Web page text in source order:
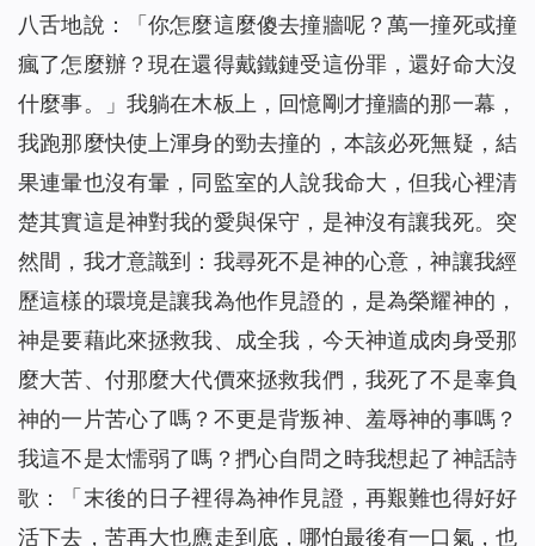
八舌地說：「你怎麼這麼傻去撞牆呢？萬一撞死或撞
瘋了怎麼辦？現在還得戴鐵鏈受這份罪，還好命大沒
什麼事。」我躺在木板上，回憶剛才撞牆的那一幕，
我跑那麼快使上渾身的勁去撞的，本該必死無疑，結
果連暈也沒有暈，同監室的人說我命大，但我心裡清
楚其實這是神對我的愛與保守，是神沒有讓我死。突
然間，我才意識到：我尋死不是神的心意，神讓我經
歷這樣的環境是讓我為他作見證的，是為榮耀神的，
神是要藉此來拯救我、成全我，今天神道成肉身受那
麼大苦、付那麼大代價來拯救我們，我死了不是辜負
神的一片苦心了嗎？不更是背叛神、羞辱神的事嗎？
我這不是太懦弱了嗎？捫心自問之時我想起了神話詩
歌：「 末後的日子裡得為神作見證，再艱難也得好好
活下去，苦再大也應走到底，哪怕最後有一口氣，也